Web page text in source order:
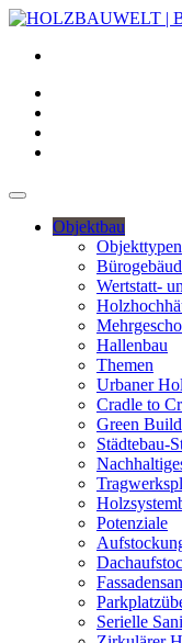
Objektbau
Objekttypen
Wertstatt-
Hallenbau
Themen
Urbaner
Cradle to
Green
Städtebau-
Potenziale
Serielle